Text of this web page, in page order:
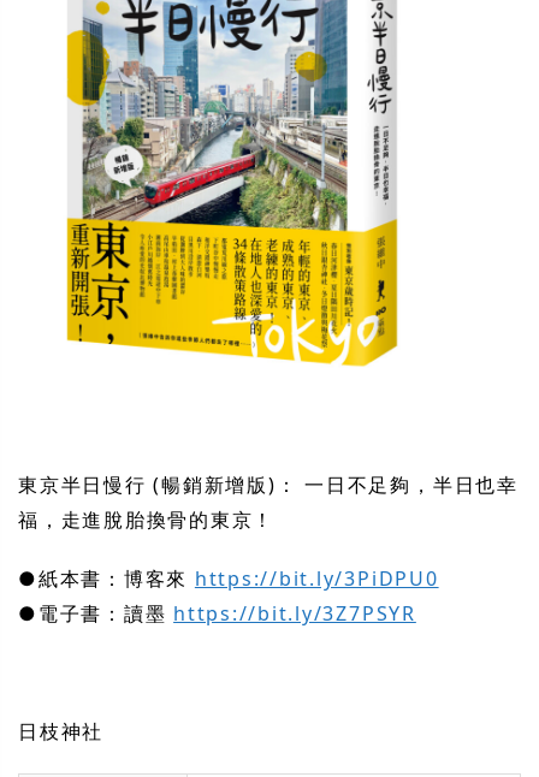
東京半日慢行 (暢銷新增版)： 一日不足夠，半日也幸
福，走進脫胎換骨的東京！
●紙本書：博客來 https://bit.ly/3PiDPU0
●電子書：讀墨 https://bit.ly/3Z7PSYR
日枝神社